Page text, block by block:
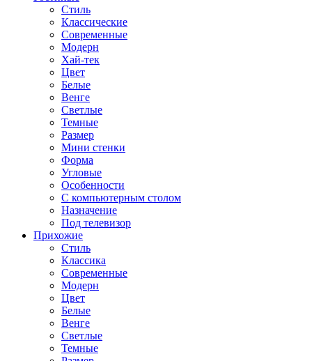
Стиль
Классические
Современные
Модерн
Хай-тек
Цвет
Белые
Венге
Светлые
Темные
Размер
Мини стенки
Форма
Угловые
Особенности
С компьютерным столом
Назначение
Под телевизор
Прихожие
Стиль
Классика
Современные
Модерн
Цвет
Белые
Венге
Светлые
Темные